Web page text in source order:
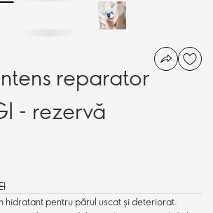
reparator
- rezervă
hidratant pentru părul uscat și deteriorat.